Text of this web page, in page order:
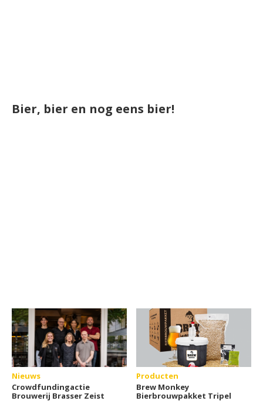
Bier, bier en nog eens bier!
Nieuws
Crowdfundingactie
Brouwerij Brasser Zeist
Producten
Brew Monkey
Bierbrouwpakket Tripel